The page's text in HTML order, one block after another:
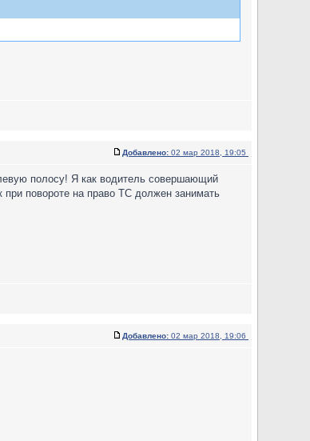
Добавлено: 02 мар 2018, 19:05
полосу! Я как водитель совершающий
при повороте на право ТС должен занимать
Добавлено: 02 мар 2018, 19:06